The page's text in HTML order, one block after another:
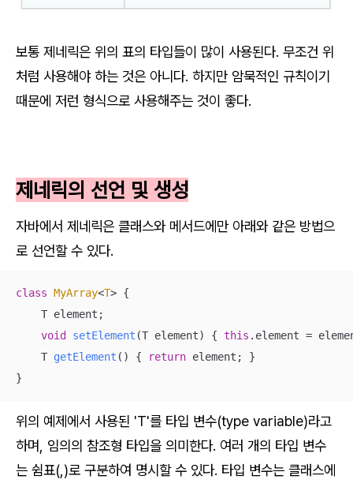
보통 제네릭은 위의 표의 타입들이 많이 사용된다. 무조건 위
처럼 사용해야 하는 것은 아니다. 하지만 암묵적인 규칙이기
때문에 저런 형식으로 사용해주는 것이 좋다.
제네릭의 선언 및 생성
자바에서 제네릭은 클래스와 메서드에만 아래와 같은 방법으
로 선언할 수 있다.
class MyArray<T> {
    T element;
void
setElement (T element) { this .element =
T getElement () { return element; }
}
위의 예제에서 사용된 'T'를 타입 변수(type variable)라고
하며, 임의의 참조형 타입을 의미한다. 여러 개의 타입 변수
는 쉼표(,)로 구분하여 명시할 수 있다. 타입 변수는 클래스에